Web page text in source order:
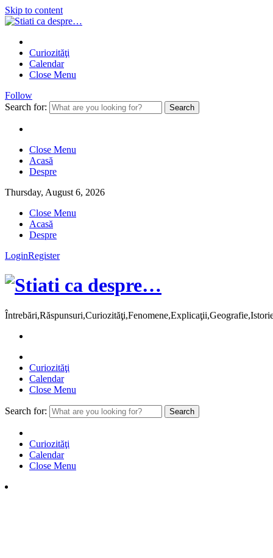
Skip to content
Curiozităţi
Calendar
Close Menu
Follow
Search for:
Close Menu
Acasă
Despre
Thursday, August 6, 2026
Close Menu
Acasă
Despre
LoginRegister
Curiozităţi
Calendar
Close Menu
Search for:
Curiozităţi
Calendar
Close Menu